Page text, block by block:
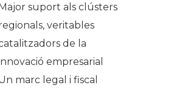
suport als clústers
veritables
de la
empresarial
marc legal i fiscal